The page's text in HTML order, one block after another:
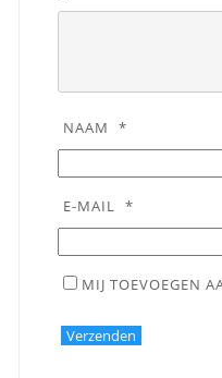
NAAM *
E-MAIL *
MIJ TOEVOEGEN